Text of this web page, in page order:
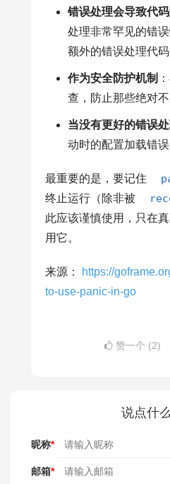
错误处理会导致代
处理非常罕见的错
额外的错误处理代码
作为安全防护机制
查，防止那些绝对不
当没有更好的错误
动时的配置加载错误
最重要的是，要记住
终止运行（除非被
此应该谨慎使用，只在
用它。
来源：
https://
to-use-panic-in-go
赞一个 (2)
说点什
昵称*
邮箱*